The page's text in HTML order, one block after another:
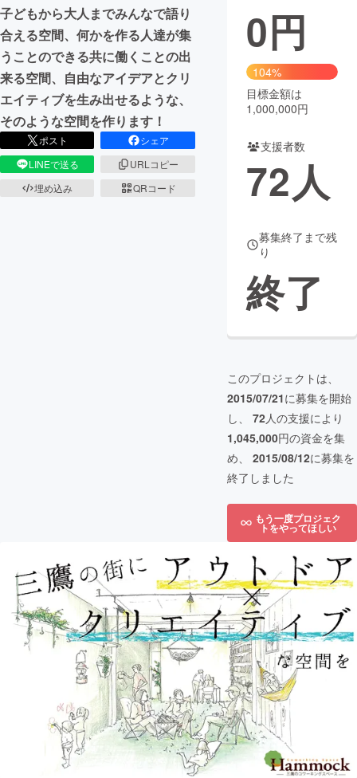
まちづくり・地域活性化
CAMPFIRE for Social Good
CAMPFIRE Creation
CAMPFIREふるさと納税
コミュニティ
子どもから大人までみんなで語り
合える空間、何かを作る人達が集
うことのできる共に働くことの出
来る空間、自由なアイデアとクリ
エイティブを生み出せるような、
そのような空間を作ります！
ポスト
シェア
LINEで送る
URLコピー
埋め込み
QRコード
0円
104%
目標金額は
1,000,000円
支援者数
72人
募集終了まで残
り
終了
このプロジェクトは、
2015/07/21に募集を開始
し、 72人の支援により
1,045,000円の資金を集
め、 2015/08/12に募集を
終了しました
もう一度プロジェク
トをやってほしい